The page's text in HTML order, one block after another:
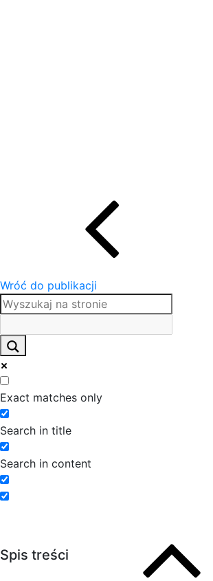
Wróć do publikacji
Exact matches only
Search in title
Search in content
Spis treści